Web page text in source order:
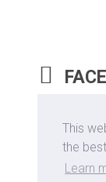
This
the
Learn